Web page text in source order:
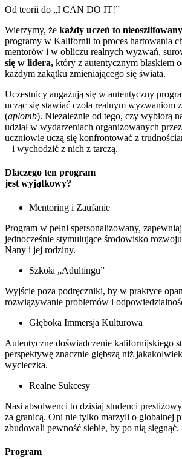
Od teorii do „I CAN DO IT!”
Wierzymy, że każdy uczeń to
programy w Kalifornii to proces hartowania
mentorów i w obliczu realnych wyzwań,
się w lidera, który z autentycznym blaskiem
każdym zakątku zmieniającego się świata.
Uczestnicy angażują się w autentyczny
ucząc się stawiać czoła realnym wyzwaniom
(aplomb). Niezależnie od tego, czy wybiorą
udział w wydarzeniach organizowanych
uczniowie uczą się konfrontować z
– i wychodzić z nich z tarczą.
Dlaczego ten program
jest wyjątkowy?
Mentoring i Zaufanie
Program w pełni spersonalizowany,
jednocześnie stymulujące środowisko
Nany i jej rodziny.
Szkoła „Adultingu”
Wyjście poza podręczniki, by w praktyce
rozwiązywanie problemów i
Głęboka Immersja Kulturowa
Autentyczne doświadczenie kalifornijskiego
perspektywę znacznie głębszą niż
wycieczka.
Realne Sukcesy
Nasi absolwenci to dzisiaj studenci
za granicą. Oni nie tylko marzyli o globalnej
zbudowali pewność siebie, by po nią sięgnąć.
Program